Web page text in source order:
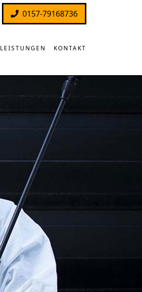
0157-79168736
LEISTUNGEN KONTAKT